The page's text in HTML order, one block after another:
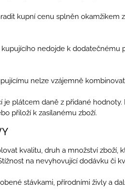
kupní cenu splněn
nedojde k
nelze vzájemně
je plátcem daně z přidané
přiloží k zasílanému zboží.
kvalitu, druh a množství
na nevyhovující dodávku či
stávkami, přírodními živly a